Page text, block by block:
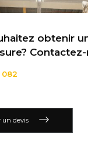
obtenir
082
un devis